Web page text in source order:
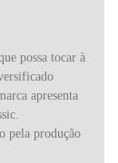
possa tocar à
apresenta
pela produção